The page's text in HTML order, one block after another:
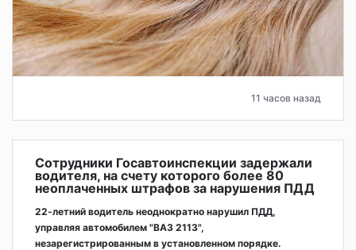
11 часов назад
Сотрудники Госавтоинспекции задержали
водителя, на счету которого более 80
неоплаченных штрафов за нарушения ПДД
22-летний водитель неоднократно нарушил ПДД,
управляя автомобилем "ВАЗ 2113",
незарегистрированным в установленном порядке.